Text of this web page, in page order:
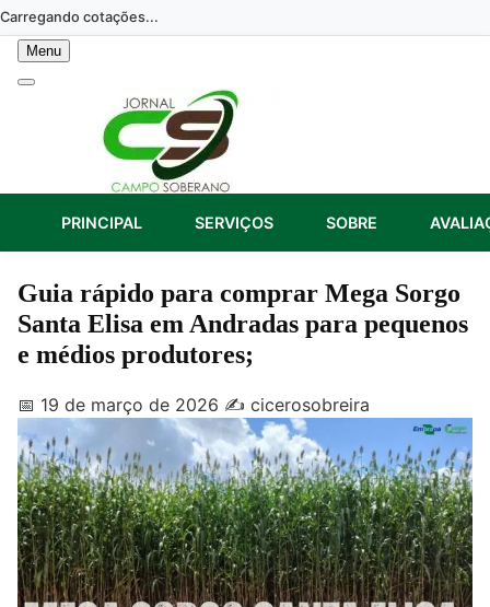
Skip
to
content
Carregando cotações...
Menu
PRINCIPAL SERVIÇOS SOBRE
Guia rápido para comprar Mega Sorgo
Santa Elisa em Andradas para pequenos
e médios produtores;
📅 19 de março de 2026 ✍️ cicerosobreira